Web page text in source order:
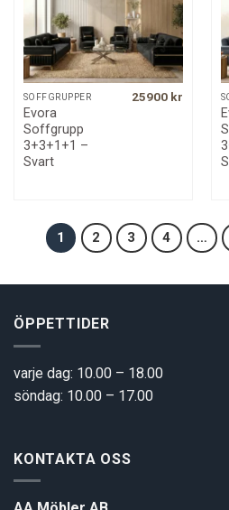
SOFFGRUPPER
Evora
Soffgrupp
3+3+1+1 –
Svart
25900 kr
1 2 3 4 …
ÖPPETTIDER
varje dag: 10.00 – 18.00
söndag: 10.00 – 17.00
KONTAKTA OSS